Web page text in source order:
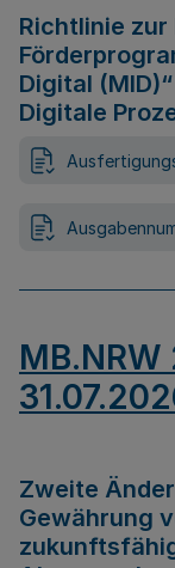
Richtlinie
Digital
Digitale
Zweite
Gewährung